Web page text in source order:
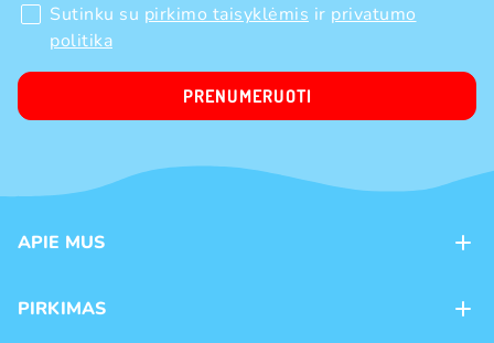
Sutinku su pirkimo taisyklėmis ir privatumo
politika
PRENUMERUOTI
APIE MUS
Kontaktai
PIRKIMAS